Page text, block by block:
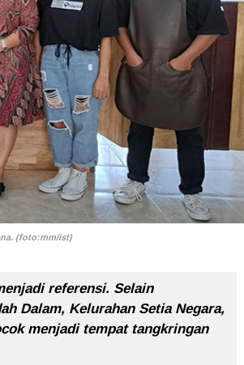
(foto:mm/ist)
referensi. Selain
Dalam, Kelurahan Setia Negara,
menjadi tempat tangkringan